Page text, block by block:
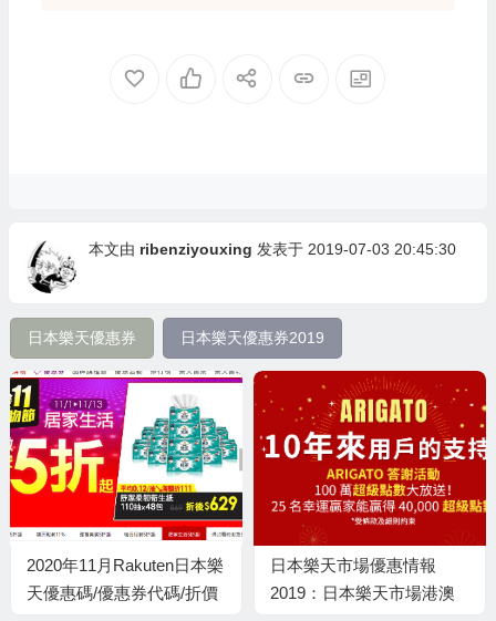
本文由 ribenziyouxing 发表于 2019-07-03 20:45:30
日本樂天優惠券 日本樂天優惠券2019
2020年11月Rakuten日本樂
天優惠碼/優惠券代碼/折價
日本樂天市場優惠情報
2019：日本樂天市場港澳